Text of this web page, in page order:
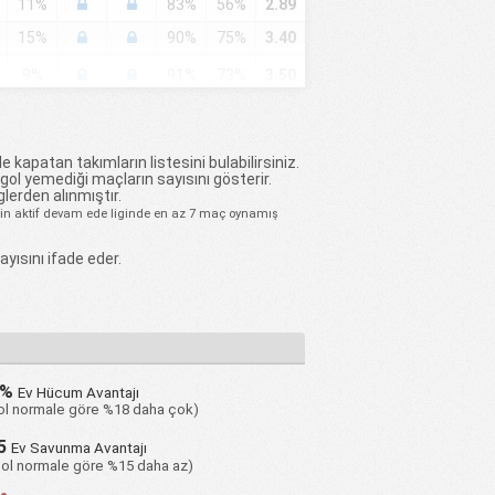
11% 83% 56%
2.89
15% 90% 75% 3.40
32% 50% 32% 2.14
25% 75% 55% 2.95
22%
32% 73% 50% 2.91
28% 89%
9%
kapatan takımların listesini bulabilirsiniz.
yemediği maçların sayısını gösterir.
alınmıştır.
aktif devam ede liginde en az 7 maç oynamış
ifade eder.
Ev Hücum Avantajı
normale göre %18 daha çok)
Ev Savunma Avantajı
normale göre %15 daha az)